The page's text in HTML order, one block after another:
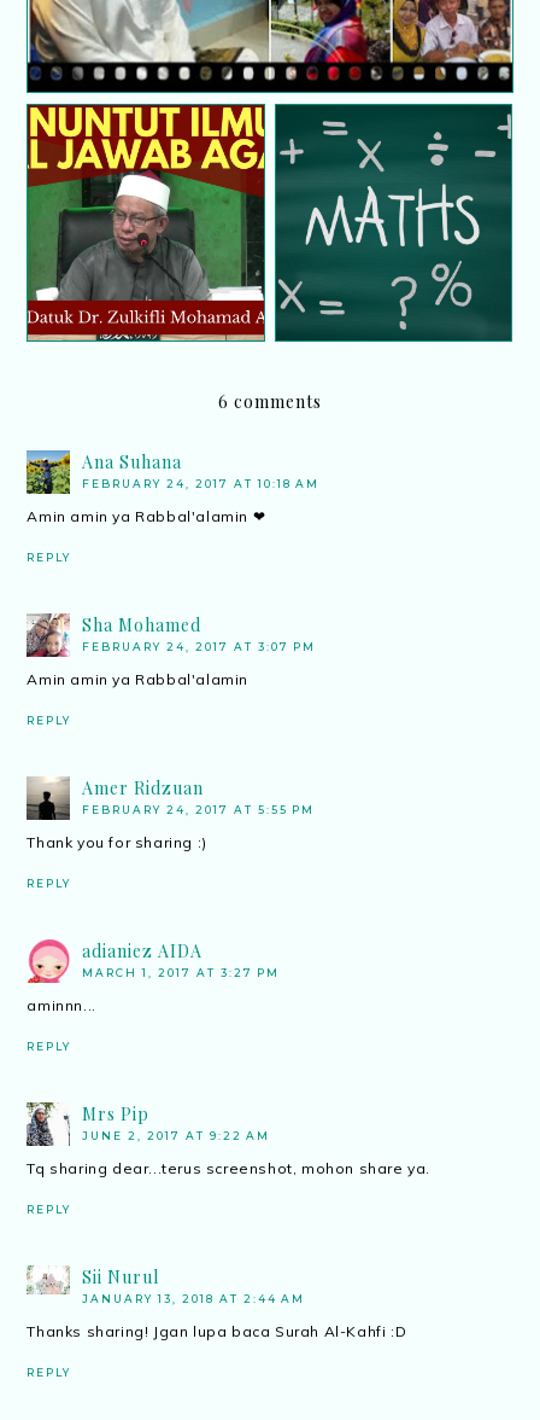
Soal jawab agama :
Tidur selepas Asar,
hilang akal?
Matematik kehidupan
6 comments
Ana Suhana
FEBRUARY 24, 2017 AT 10:18 AM
Amin amin ya Rabbal'alamin ❤
REPLY
Sha Mohamed
FEBRUARY 24, 2017 AT 3:07 PM
Amin amin ya Rabbal'alamin
REPLY
Amer Ridzuan
FEBRUARY 24, 2017 AT 5:55 PM
Thank you for sharing :)
REPLY
adianiez AIDA
MARCH 1, 2017 AT 3:27 PM
aminnn...
REPLY
Mrs Pip
JUNE 2, 2017 AT 9:22 AM
Tq sharing dear...terus screenshot, mohon share ya.
REPLY
Sii Nurul
JANUARY 13, 2018 AT 2:44 AM
Thanks sharing! Jgan lupa baca Surah Al-Kahfi :D
REPLY